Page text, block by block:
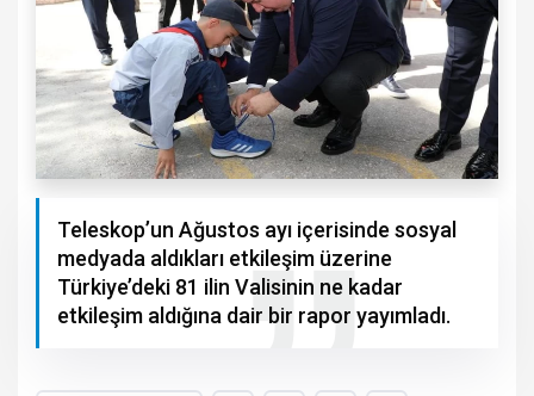
Teleskop’un Ağustos ayı içerisinde sosyal
medyada aldıkları etkileşim üzerine
Türkiye’deki 81 ilin Valisinin ne kadar
etkileşim aldığına dair bir rapor yayımladı.